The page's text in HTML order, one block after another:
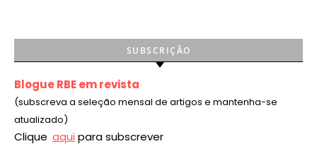
SUBSCRIÇÃO
Blogue RBE em revista
(subscreva a seleção mensal de artigos e mantenha-se
atualizado)
Clique aqui para subscrever